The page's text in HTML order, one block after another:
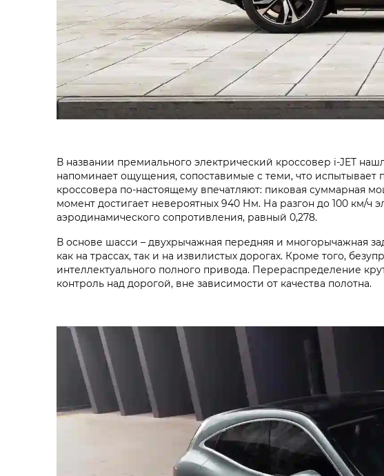
В названии премиального электрический кроссовер i‑JET
напоминает ощущения, сопоставимые с теми, что испытывает
кроссовера по-настоящему впечатляют: пиковая суммарная
момент достигает невероятных 940 Нм. На разгон до 100 км/ч
аэродинамического сопротивления, равный 0,278.
В основе шасси – двухрычажная передняя и многорычажная
как на трассах, так и на извилистых дорогах. Кроме того,
интеллектуального полного привода. Перераспределение
контроль над дорогой, вне зависимости от качества полотна.